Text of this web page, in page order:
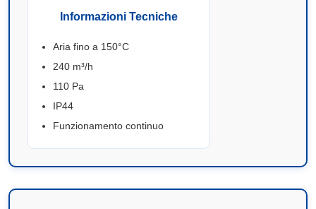
Informazioni Tecniche
Aria fino a 150°C
240 m³/h
110 Pa
IP44
Funzionamento continuo